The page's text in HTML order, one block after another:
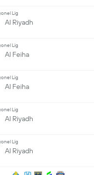
Lig
Al Riyadh
Lig
Al Feiha
Lig
Al Feiha
Lig
Al Riyadh
Lig
Al Riyadh